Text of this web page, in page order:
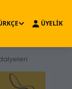
ÜYELİK
×